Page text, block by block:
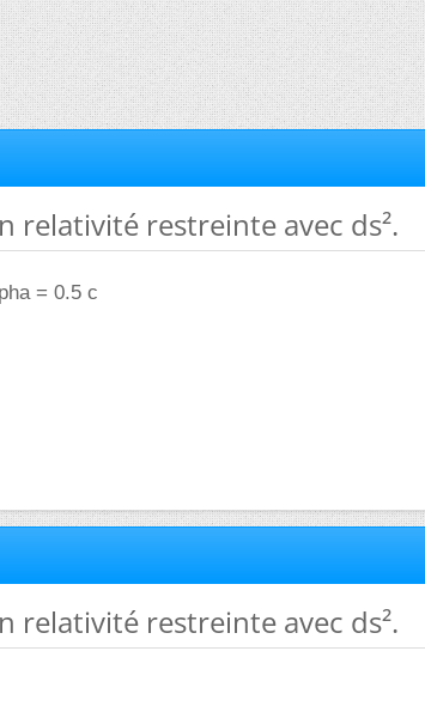
relativité restreinte avec ds².
= 0.5 c
relativité restreinte avec ds².